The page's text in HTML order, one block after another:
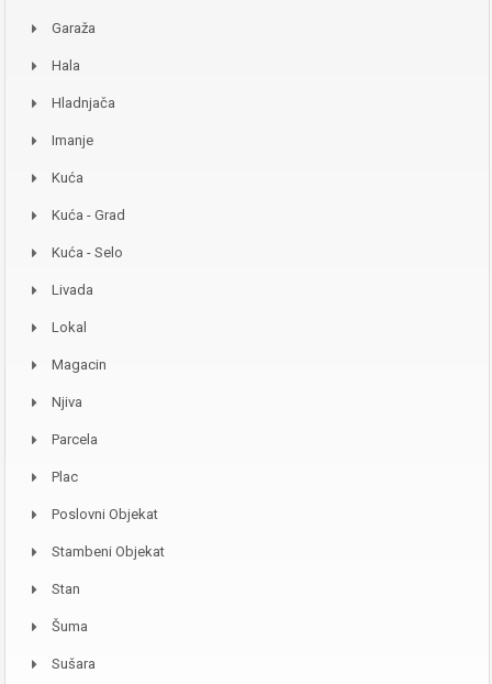
Garaža
Hala
Hladnjača
Imanje
Kuća
Kuća - Grad
Kuća - Selo
Livada
Lokal
Magacin
Njiva
Parcela
Plac
Poslovni Objekat
Stambeni Objekat
Stan
Šuma
Sušara